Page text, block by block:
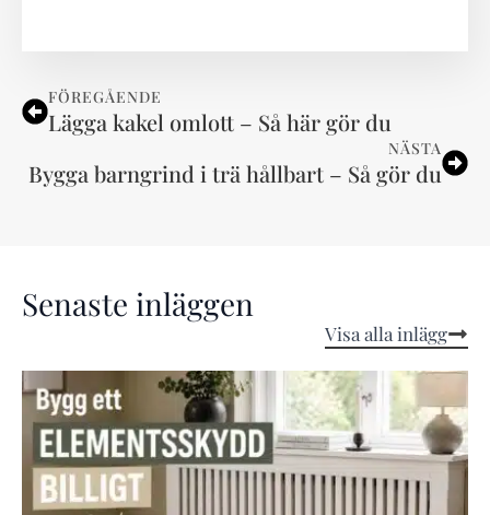
FÖREGÅENDE
Lägga kakel omlott – Så här gör du
NÄSTA
Bygga barngrind i trä hållbart – Så gör du
Senaste inläggen
Visa alla inlägg